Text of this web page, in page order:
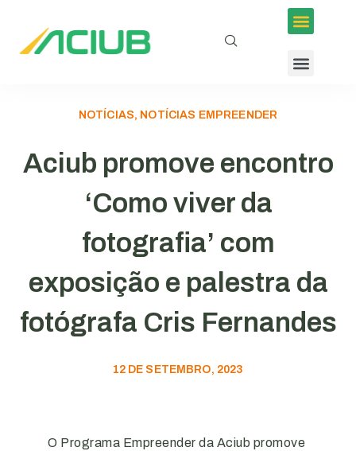
NOTÍCIAS, NOTÍCIAS EMPREENDER
Aciub promove encontro
‘Como viver da
fotografia’ com
exposição e palestra da
fotógrafa Cris Fernandes
12 DE SETEMBRO, 2023
O Programa Empreender da Aciub promove